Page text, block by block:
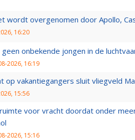
wordt overgenomen door Apollo,
16:20
geen onbekende jongen in de
2026, 16:19
op vakantiegangers sluit vliegveld
15:56
voor vracht doordat onder
2026, 15:16